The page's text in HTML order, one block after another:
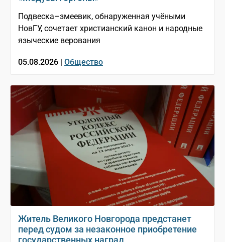
Подвеска–змеевик, обнаруженная учёными
НовГУ, сочетает христианский канон и народные
языческие верования
05.08.2026 | Общество
Житель Великого Новгорода предстанет
перед судом за незаконное приобретение
государственных наград